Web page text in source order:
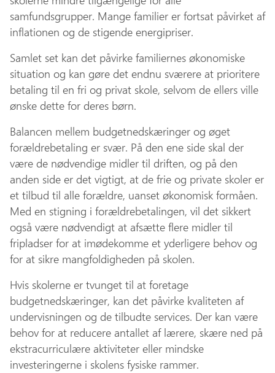
samfundsgrupper. Mange familier er fortsat påvirket af
inflationen og de stigende energipriser.
Samlet set kan det påvirke familiernes økonomiske
situation og kan gøre det endnu sværere at prioritere
betaling til en fri og privat skole, selvom de ellers ville
ønske dette for deres børn.
Balancen mellem budgetnedskæringer og øget
forældrebetaling er svær. På den ene side skal der
være de nødvendige midler til driften, og på den
anden side er det vigtigt, at de frie og private skoler er
et tilbud til alle forældre, uanset økonomisk formåen.
Med en stigning i forældrebetalingen, vil det sikkert
også være nødvendigt at afsætte flere midler til
fripladser for at imødekomme et yderligere behov og
for at sikre mangfoldigheden på skolen.
Hvis skolerne er tvunget til at foretage
budgetnedskæringer, kan det påvirke kvaliteten af
undervisningen og de tilbudte services. Der kan være
behov for at reducere antallet af lærere, skære ned på
ekstracurriculære aktiviteter eller mindske
investeringerne i skolens fysiske rammer.